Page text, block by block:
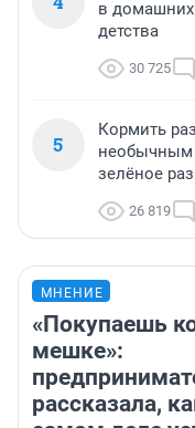
в
детства
30 725
5
Кормить
необычным
зелёное
26 819
МНЕНИЕ
«Покупаешь
мешке»:
рассказала,